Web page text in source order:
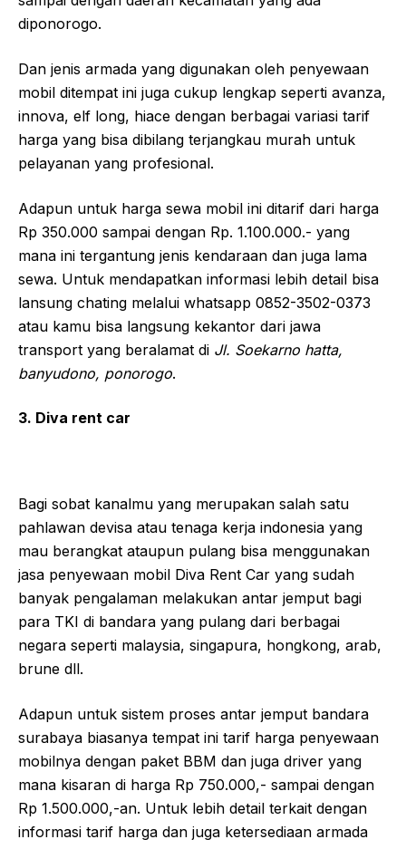
diponorogo.
Dan jenis armada yang digunakan oleh penyewaan
mobil ditempat ini juga cukup lengkap seperti avanza,
innova, elf long, hiace dengan berbagai variasi tarif
harga yang bisa dibilang terjangkau murah untuk
pelayanan yang profesional.
Adapun untuk harga sewa mobil ini ditarif dari harga
Rp 350.000 sampai dengan Rp. 1.100.000.- yang
mana ini tergantung jenis kendaraan dan juga lama
sewa. Untuk mendapatkan informasi lebih detail bisa
lansung chating melalui whatsapp 0852-3502-0373
atau kamu bisa langsung kekantor dari jawa
transport yang beralamat di Jl. Soekarno hatta,
banyudono, ponorogo.
3. Diva rent car
Bagi sobat kanalmu yang merupakan salah satu
pahlawan devisa atau tenaga kerja indonesia yang
mau berangkat ataupun pulang bisa menggunakan
jasa penyewaan mobil Diva Rent Car yang sudah
banyak pengalaman melakukan antar jemput bagi
para TKI di bandara yang pulang dari berbagai
negara seperti malaysia, singapura, hongkong, arab,
brune dll.
Adapun untuk sistem proses antar jemput bandara
surabaya biasanya tempat ini tarif harga penyewaan
mobilnya dengan paket BBM dan juga driver yang
mana kisaran di harga Rp 750.000,- sampai dengan
Rp 1.500.000,-an. Untuk lebih detail terkait dengan
informasi tarif harga dan juga ketersediaan armada